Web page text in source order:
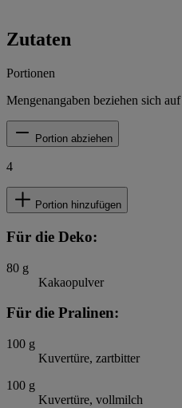
Zutaten
Portionen
Mengenangaben beziehen sich auf
Portion abziehen
4
Portion hinzufügen
Für die Deko:
80 g
Kakaopulver
Für die Pralinen:
100 g
Kuvertüre, zartbitter
100 g
Kuvertüre, vollmilch